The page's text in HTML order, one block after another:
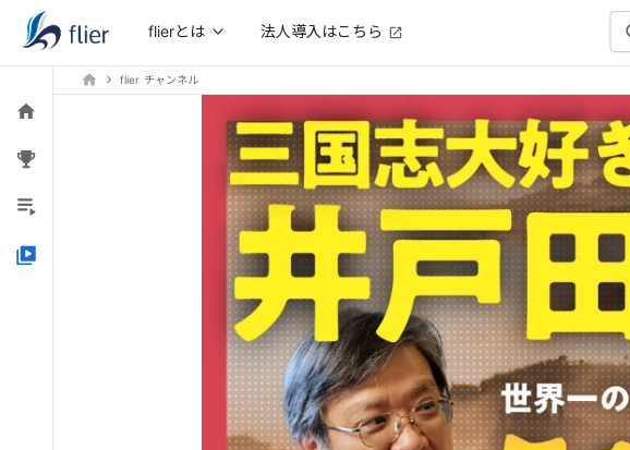
flierとは 法人導入はこちら
flier チャンネル